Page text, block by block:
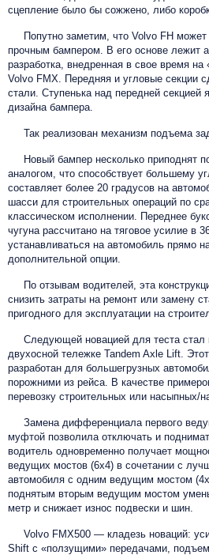
сцепление было бы сожжено, либо
Попутно заметим, что Volvo FH
прочным бампером. В его основе лежит
разработка, внедренная в свое время
Volvo FMX. Передняя и угловые секции
стали. Ступенька над передней секцией
дизайна бампера.
Так реализован механизм подъема
Новый бампер несколько приподнят
аналогом, что способствует большему
составляет более 20 градусов на
шасси для строительных операций по
классическом исполнении. Переднее
чугуна рассчитано на тяговое усилие в
устанавливаться на автомобиль прямо
дополнительной опции.
По отзывам водителей, эта
снизить затраты на ремонт или замену
пригодного для эксплуатации на
Следующей новацией для теста стал
двухосной тележке Tandem Axle Lift.
разработан для большегрузных
порожними из рейса. В качестве
перевозку строительных или насыпных/
Замена дифференциала первого
муфтой позволила отключать и
водитель одновременно получает
ведущих мостов (6х4) в сочетании с
автомобиля с одним ведущим мостом
поднятым вторым ведущим мостом
метр и снижает износ подвески и шин.
Volvo FMX500 — кладезь новаций:
Shift с «ползущими» передачами,